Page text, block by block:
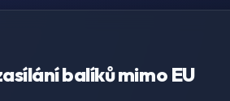
balíků mimo EU